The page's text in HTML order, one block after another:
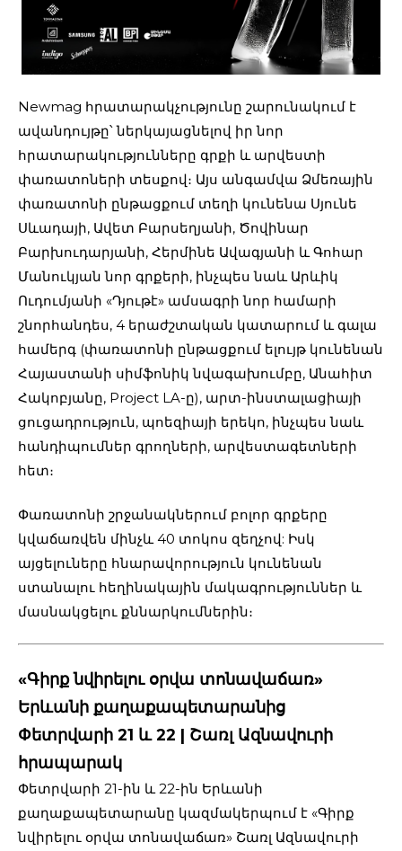
Newmag հրատարակչությունը շարունակում է
ավանդույթը՝ ներկայացնելով իր նոր
հրատարակությունները գրքի և արվեստի
փառատոների տեսքով։ Այս անգամվա Ձմեռային
փառատոնի ընթացքում տեղի կունենա Սյունե
Սևադայի, Ավետ Բարսեղյանի, Ծովինար
Բարխուդարյանի, Հերմինե Ավագյանի և Գոհար
Մանուկյան նոր գրքերի, ինչպես նաև Արևիկ
Ուդումյանի «Դյութէ» ամսագրի նոր համարի
շնորհանդես, 4 երաժշտական կատարում և գալա
համերգ (փառատոնի ընթացքում ելույթ կունենան
Հայաստանի սիմֆոնիկ նվագախումբը, Անահիտ
Հակոբյանը, Project LA-ը), արտ-ինստալացիայի
ցուցադրություն, պոեզիայի երեկո, ինչպես նաև
հանդիպումներ գրողների, արվեստագետների
հետ։
Փառատոնի շրջանակներում բոլոր գրքերը
կվաճառվեն մինչև 40 տոկոս զեղչով: Իսկ
այցելուները հնարավորություն կունենան
ստանալու հեղինակային մակագրություններ և
մասնակցելու քննարկումներին։
«Գիրք նվիրելու օրվա տոնավաճառ»
Երևանի քաղաքապետարանից
Փետրվարի 21 և 22 | Շառլ Ազնավուրի
հրապարակ
Փետրվարի 21-ին և 22-ին Երևանի
քաղաքապետարանը կազմակերպում է «Գիրք
նվիրելու օրվա տոնավաճառ» Շառլ Ազնավուրի